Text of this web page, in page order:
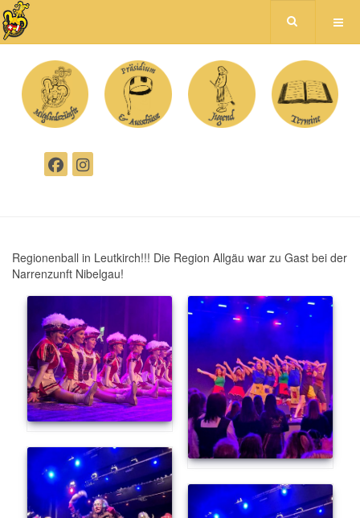
Regionenball in Leutkirch!!! Die Region Allgäu war zu Gast bei der
Narrenzunft Nibelgau!